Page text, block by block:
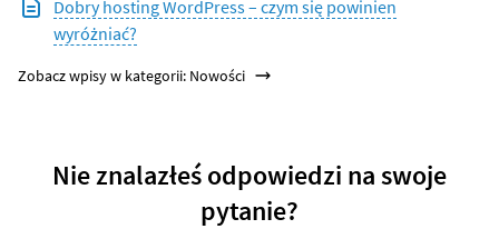
Dobry hosting WordPress – czym się powinien
wyróżniać?
Zobacz wpisy w kategorii: Nowości
Nie znalazłeś odpowiedzi na swoje
pytanie?